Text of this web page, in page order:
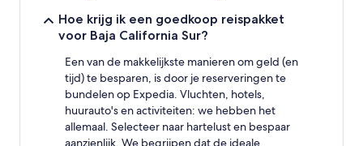
volwassenen.
Hoe krijg ik een goedkoop reispakket
voor Baja California Sur?
Een van de makkelijkste manieren om geld (en
tijd) te besparen, is door je reserveringen te
bundelen op Expedia. Vluchten, hotels,
huurauto's en activiteiten: we hebben het
allemaal. Selecteer naar hartelust en bespaar
aanzienlijk. We begrijpen dat de ideale